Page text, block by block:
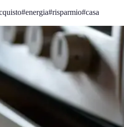
#energia#risparmio#casa